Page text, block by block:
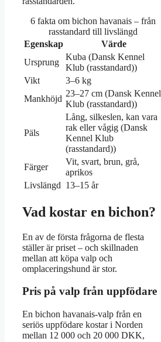
6 fakta om bichon havanais – från
rasstandard till livslängd
Egenskap
Värde
Ursprung
Kuba (Dansk Kennel
Klub (rasstandard))
Vikt
3–6 kg
Mankhöjd
23–27 cm (Dansk Kennel
Klub (rasstandard))
Päls
Lång, silkeslen, kan vara
rak eller vågig (Dansk
Kennel Klub
(rasstandard))
Färger
Vit, svart, brun, grå,
aprikos
Livslängd 13–15 år
Vad kostar en bichon?
En av de första frågorna de flesta
ställer är priset – och skillnaden
mellan att köpa valp och
omplaceringshund är stor.
Pris på valp från uppfödare
En bichon havanais-valp från en
seriös uppfödare kostar i Norden
mellan 12 000 och 20 000 DKK,